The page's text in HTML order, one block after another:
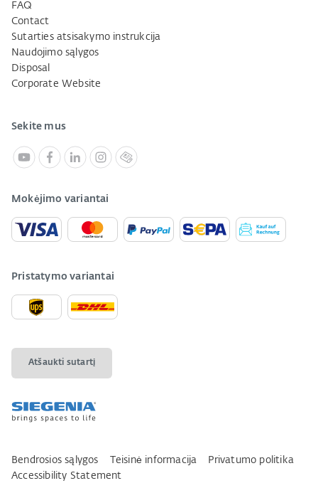
FAQ
Contact
Sutarties atsisakymo instrukcija
Naudojimo sąlygos
Disposal
Corporate Website
Sekite mus
Mokėjimo variantai
Pristatymo variantai
Atšaukti sutartį
Bendrosios sąlygos Teisinė informacija
Privatumo politika
Accessibility Statement